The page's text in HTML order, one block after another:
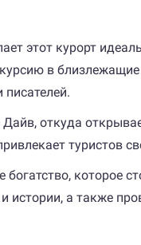
этот курорт
в
откуда
туристов
которое
истории, а также